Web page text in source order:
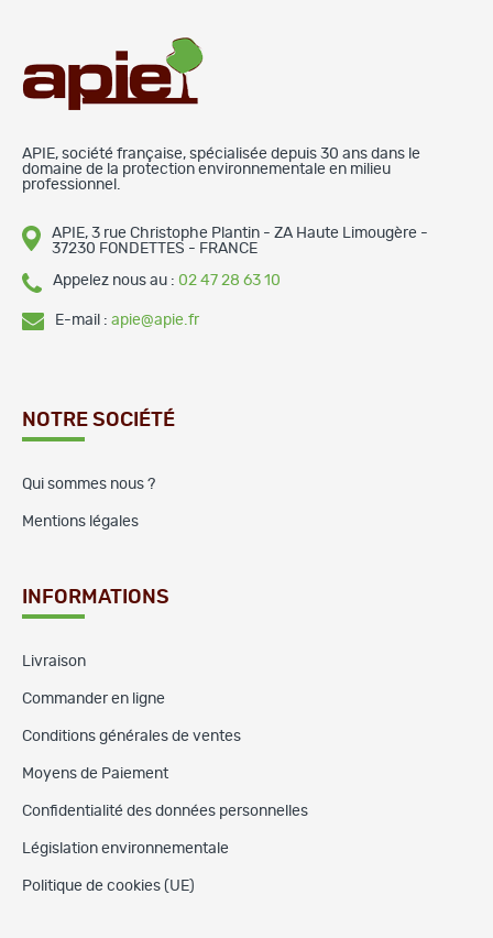
APIE, société française, spécialisée depuis 30 ans dans le
domaine de la protection environnementale en milieu
professionnel.
APIE, 3 rue Christophe Plantin - ZA Haute Limougère -
37230 FONDETTES - FRANCE
Appelez nous au : 02 47 28 63 10
E-mail : apie@apie.fr
NOTRE SOCIÉTÉ
Qui sommes nous ?
Mentions légales
INFORMATIONS
Livraison
Commander en ligne
Conditions générales de ventes
Moyens de Paiement
Confidentialité des données personnelles
Législation environnementale
Politique de cookies (UE)